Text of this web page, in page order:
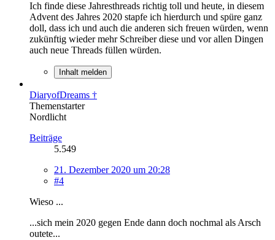
Ich finde diese Jahresthreads richtig toll und heute, in diesem
Advent des Jahres 2020 stapfe ich hierdurch und spüre ganz
doll, dass ich und auch die anderen sich freuen würden, wenn
zukünftig wieder mehr Schreiber diese und vor allen Dingen
auch neue Threads füllen würden.
Inhalt melden
DiaryofDreams †
Themenstarter
Nordlicht
Beiträge
5.549
21. Dezember 2020 um 20:28
#4
Wieso ...
...sich mein 2020 gegen Ende dann doch nochmal als Arsch
outete...